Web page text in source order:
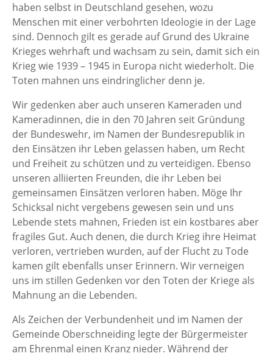
haben selbst in Deutschland gesehen, wozu
Menschen mit einer verbohrten Ideologie in der Lage
sind. Dennoch gilt es gerade auf Grund des Ukraine
Krieges wehrhaft und wachsam zu sein, damit sich ein
Krieg wie 1939 – 1945 in Europa nicht wiederholt. Die
Toten mahnen uns eindringlicher denn je.
Wir gedenken aber auch unseren Kameraden und
Kameradinnen, die in den 70 Jahren seit Gründung
der Bundeswehr, im Namen der Bundesrepublik in
den Einsätzen ihr Leben gelassen haben, um Recht
und Freiheit zu schützen und zu verteidigen. Ebenso
unseren alliierten Freunden, die ihr Leben bei
gemeinsamen Einsätzen verloren haben. Möge Ihr
Schicksal nicht vergebens gewesen sein und uns
Lebende stets mahnen, Frieden ist ein kostbares aber
fragiles Gut. Auch denen, die durch Krieg ihre Heimat
verloren, vertrieben wurden, auf der Flucht zu Tode
kamen gilt ebenfalls unser Erinnern. Wir verneigen
uns im stillen Gedenken vor den Toten der Kriege als
Mahnung an die Lebenden.
Als Zeichen der Verbundenheit und im Namen der
Gemeinde Oberschneiding legte der Bürgermeister
am Ehrenmal einen Kranz nieder. Während der